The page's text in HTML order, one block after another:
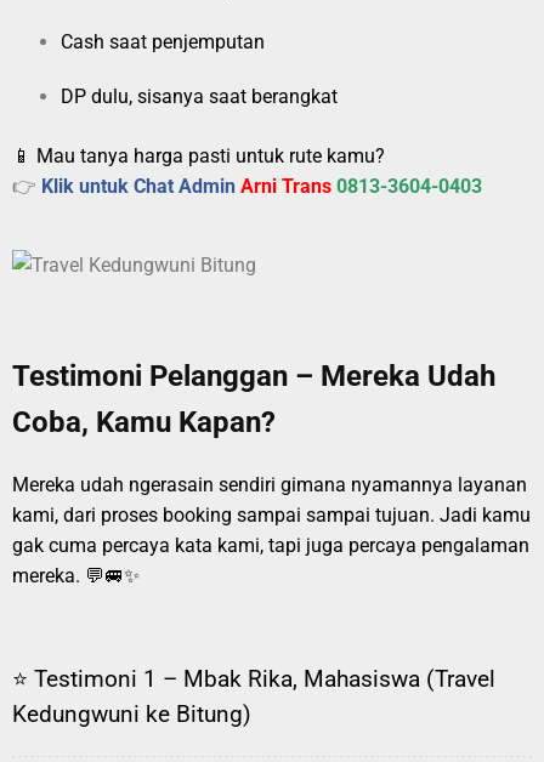
Cash saat penjemputan
DP dulu, sisanya saat berangkat
📱 Mau tanya harga pasti untuk rute kamu?
👉 Klik untuk Chat Admin Arni Trans 0813-3604-0403
Testimoni Pelanggan – Mereka Udah
Coba, Kamu Kapan?
Mereka udah ngerasain sendiri gimana nyamannya layanan
kami, dari proses booking sampai sampai tujuan. Jadi kamu
gak cuma percaya kata kami, tapi juga percaya pengalaman
mereka. 💬🚐✨
⭐ Testimoni 1 – Mbak Rika, Mahasiswa (Travel
Kedungwuni ke Bitung)